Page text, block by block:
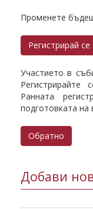
Променете
Регистрирай се
Участието в
Ранната
подготовката на
Обратно
Добави